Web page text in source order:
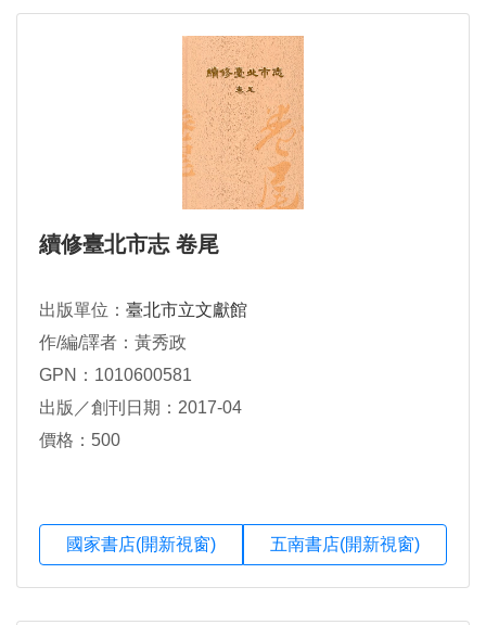
續修臺北市志 卷尾
出版單位： 臺北市立文獻館
作/編/譯者：黃秀政
GPN：1010600581
出版／創刊日期：2017-04
價格：500
國家書店(開新視窗) 五南書店(開新視窗)